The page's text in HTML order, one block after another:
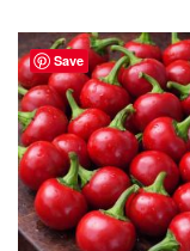
Save